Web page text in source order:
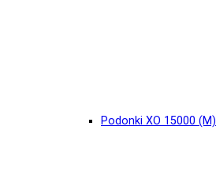
Podonki XO 15000 (М)